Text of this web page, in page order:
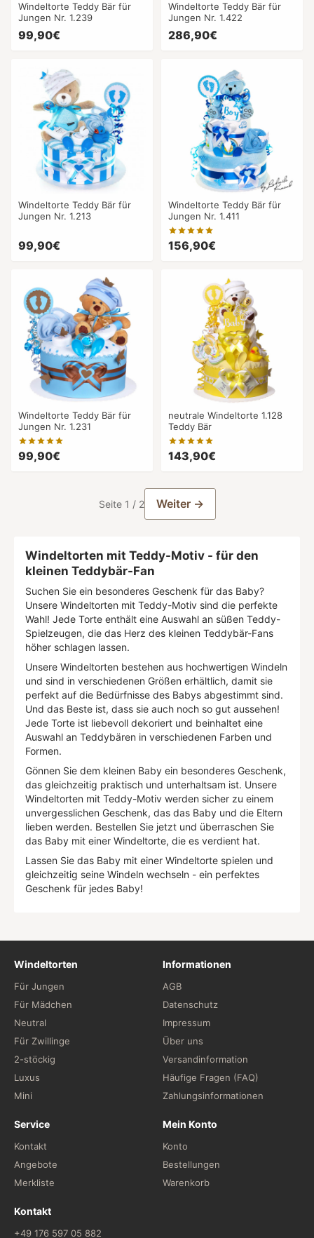
Windeltorte Teddy Bär für
Jungen Nr. 1.239
99,90€
Windeltorte Teddy Bär für
Jungen Nr. 1.422
286,90€
Windeltorte Teddy Bär für
Jungen Nr. 1.213
99,90€
Windeltorte Teddy Bär für
Jungen Nr. 1.411
156,90€
Windeltorte Teddy Bär für
Jungen Nr. 1.231
99,90€
neutrale Windeltorte 1.128
Teddy Bär
143,90€
Seite 1 / 2 Weiter →
Windeltorten mit Teddy-Motiv - für den
kleinen Teddybär-Fan
Suchen Sie ein besonderes Geschenk für das Baby?
Unsere Windeltorten mit Teddy-Motiv sind die perfekte
Wahl! Jede Torte enthält eine Auswahl an süßen Teddy-
Spielzeugen, die das Herz des kleinen Teddybär-Fans
höher schlagen lassen.
Unsere Windeltorten bestehen aus hochwertigen Windeln
und sind in verschiedenen Größen erhältlich, damit sie
perfekt auf die Bedürfnisse des Babys abgestimmt sind.
Und das Beste ist, dass sie auch noch so gut aussehen!
Jede Torte ist liebevoll dekoriert und beinhaltet eine
Auswahl an Teddybären in verschiedenen Farben und
Formen.
Gönnen Sie dem kleinen Baby ein besonderes Geschenk,
das gleichzeitig praktisch und unterhaltsam ist. Unsere
Windeltorten mit Teddy-Motiv werden sicher zu einem
unvergesslichen Geschenk, das das Baby und die Eltern
lieben werden. Bestellen Sie jetzt und überraschen Sie
das Baby mit einer Windeltorte, die es verdient hat.
Lassen Sie das Baby mit einer Windeltorte spielen und
gleichzeitig seine Windeln wechseln - ein perfektes
Geschenk für jedes Baby!
Windeltorten
Für Jungen
Für Mädchen
Neutral
Für Zwillinge
2-stöckig
Luxus
Mini
Informationen
AGB
Datenschutz
Impressum
Über uns
Versandinformation
Häufige Fragen (FAQ)
Zahlungsinformationen
Service
Kontakt
Angebote
Merkliste
Mein Konto
Konto
Bestellungen
Warenkorb
Kontakt
+49 176 597 05 882